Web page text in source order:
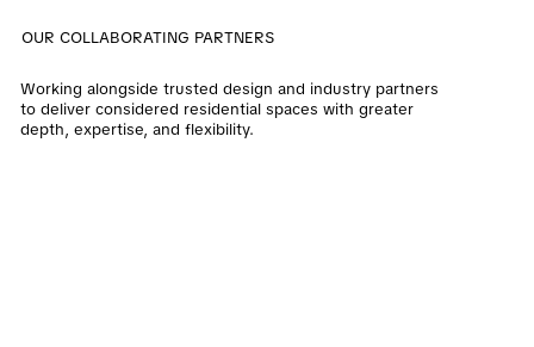
OUR COLLABORATING PARTNERS
Working alongside trusted design and industry partners
to deliver considered residential spaces with greater
depth, expertise, and flexibility.